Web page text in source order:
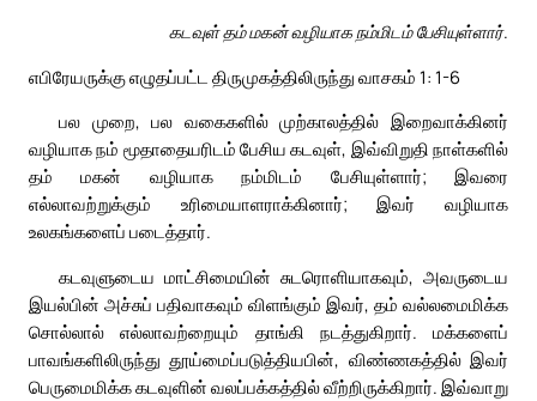
கடவுள் தம் மகன் வழியாக நம்மிடம் பேசியுள்ளார்.
எபிரேயருக்கு எழுதப்பட்ட திருமுகத்திலிருந்து வாசகம் 1: 1-6
பல முறை, பல வகைகளில் முற்காலத்தில் இறைவாக்கினர்
வழியாக நம் மூதாதையரிடம் பேசிய கடவுள், இவ்விறுதி நாள்களில்
தம் மகன் வழியாக நம்மிடம் பேசியுள்ளார்; இவரை
எல்லாவற்றுக்கும் உரிமையாளராக்கினார்; இவர் வழியாக
உலகங்களைப் படைத்தார்.
கடவுளுடைய மாட்சிமையின் சுடரொளியாகவும், அவருடைய
இயல்பின் அச்சுப் பதிவாகவும் விளங்கும் இவர், தம் வல்லமைமிக்க
சொல்லால் எல்லாவற்றையும் தாங்கி நடத்துகிறார். மக்களைப்
பாவங்களிலிருந்து தூய்மைப்படுத்தியபின், விண்ணகத்தில் இவர்
பெருமைமிக்க கடவுளின் வலப்பக்கத்தில் வீற்றிருக்கிறார். இவ்வாறு